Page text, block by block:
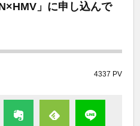
」に申し込んで
4337 PV